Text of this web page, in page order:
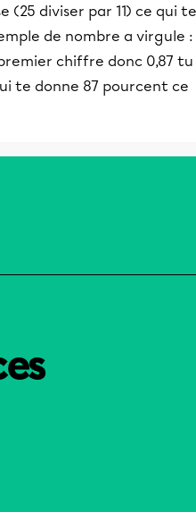
(25 diviser par 11) ce qui te
de nombre a virgule :
chiffre donc 0,87 tu
te donne 87 pourcent ce